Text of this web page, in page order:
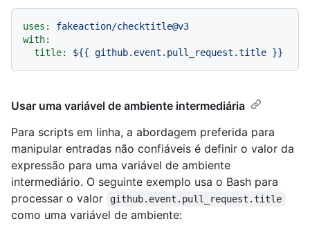
uses:
fakeaction/checktitle@v3
with:
title:
${{ github.event.pull_request.title }}
Usar uma variável de ambiente intermediária
Para scripts em linha, a abordagem preferida para
manipular entradas não confiáveis é definir o valor da
expressão para uma variável de ambiente
intermediário. O seguinte exemplo usa o Bash para
processar o valor
github.event.pull_request.title
como uma variável de ambiente: